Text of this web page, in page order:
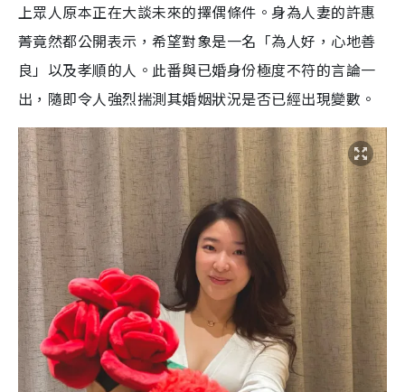
上眾人原本正在大談未來的擇偶條件。身為人妻的許惠
菁竟然都公開表示，希望對象是一名「為人好，心地善
良」以及孝順的人。此番與已婚身份極度不符的言論一
出，隨即令人強烈揣測其婚姻狀況是否已經出現變數。